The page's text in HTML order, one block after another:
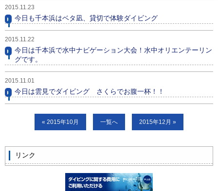
ミニツアー
ビッグツアー
イベント
Q & A
2015.11.23
今日も千本浜はベタ凪、貸切で体験ダイビング
2015.11.22
今日は千本浜で水中ナビゲーション大会！水中オリエンテーリン
グです。
2015.11.01
今日は雲見でダイビング さくらでお腹一杯！！
« 2015年10月 一覧へ 2015年12月 »
リンク